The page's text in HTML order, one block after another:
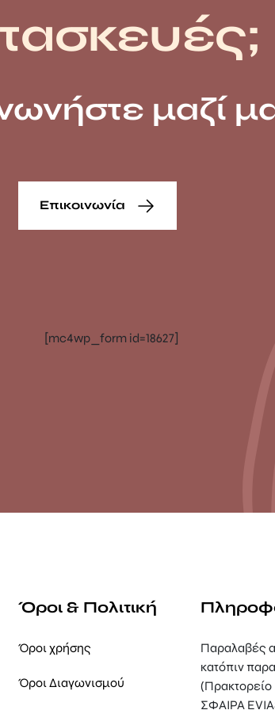
μαζί
Επικοινωνία
[mc4wp_form id=18627]
Όροι & Πολιτική
Όροι χρήσης
Όροι Διαγωνισμού
Παραλαβές
κατόπιν
ΣΦΑΙΡΑ